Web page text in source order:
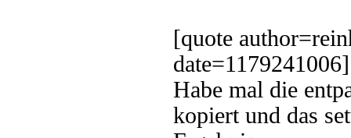
[quote
date=1179241006]
Habe mal die
kopiert und das